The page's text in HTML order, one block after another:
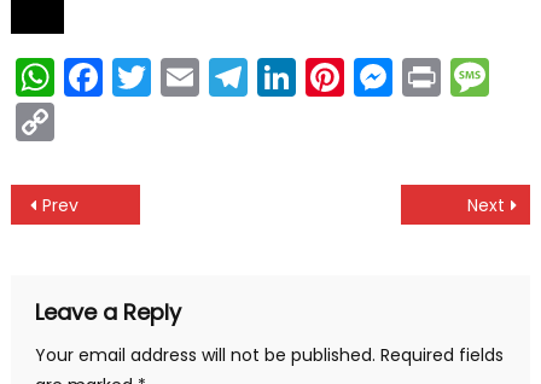
WhatsApp
Facebook
Twitter
EmailTelegram
LinkedIn
Pinterest
Print
Copy
Post
Prev Next
Leave a Reply
Your email address will not be published. Required fields